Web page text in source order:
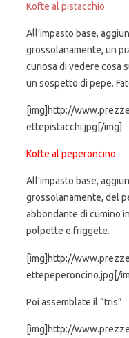
Kofte al pistacchio
All’impasto base,
grossolanamente, un
curiosa di vedere cosa
un sospetto di pepe.
[img]http://
ettepistacchi.jpg[/img]
Kofte al peperoncino
All’impasto base,
grossolanamente, del
abbondante di cumino
polpette e friggete.
[img]http://
ettepeperoncino.jpg[/
Poi assemblate il “tris”
[img]http://